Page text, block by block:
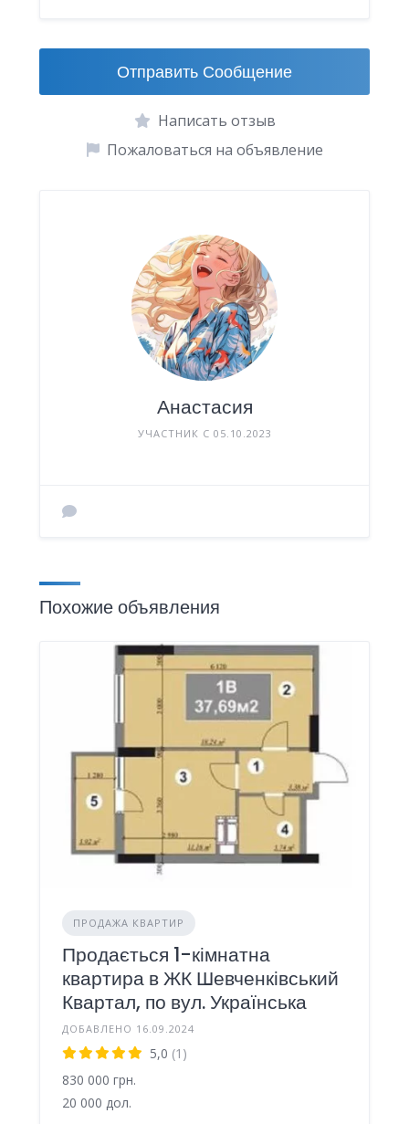
Отправить Сообщение
Написать отзыв
Пожаловаться на объявление
Анастасия
УЧАСТНИК С 05.10.2023
Похожие объявления
ПРОДАЖА КВАРТИР
Продається 1-кімнатна
квартира в ЖК Шевченківський
Квартал, по вул. Українська
ДОБАВЛЕНО 16.09.2024
5,0 (1)
830 000 грн.
20 000 дол.